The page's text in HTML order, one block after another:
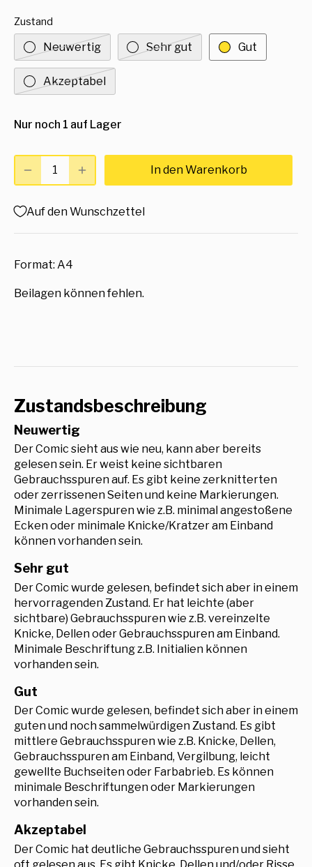
Zustand
Neuwertig Sehr gut Gut
Akzeptabel
Nur noch 1 auf Lager
In den Warenkorb
Auf den Wunschzettel
Format: A4
Beilagen können fehlen.
Zustandsbeschreibung
Neuwertig
Der Comic sieht aus wie neu, kann aber bereits
gelesen sein. Er weist keine sichtbaren
Gebrauchsspuren auf. Es gibt keine zerknitterten
oder zerrissenen Seiten und keine Markierungen.
Minimale Lagerspuren wie z.B. minimal angestoßene
Ecken oder minimale Knicke/Kratzer am Einband
können vorhanden sein.
Sehr gut
Der Comic wurde gelesen, befindet sich aber in einem
hervorragenden Zustand. Er hat leichte (aber
sichtbare) Gebrauchsspuren wie z.B. vereinzelte
Knicke, Dellen oder Gebrauchsspuren am Einband.
Minimale Beschriftung z.B. Initialien können
vorhanden sein.
Gut
Der Comic wurde gelesen, befindet sich aber in einem
guten und noch sammelwürdigen Zustand. Es gibt
mittlere Gebrauchsspuren wie z.B. Knicke, Dellen,
Gebrauchsspuren am Einband, Vergilbung, leicht
gewellte Buchseiten oder Farbabrieb. Es können
minimale Beschriftungen oder Markierungen
vorhanden sein.
Akzeptabel
Der Comic hat deutliche Gebrauchsspuren und sieht
oft gelesen aus. Es gibt Knicke, Dellen und/oder Risse